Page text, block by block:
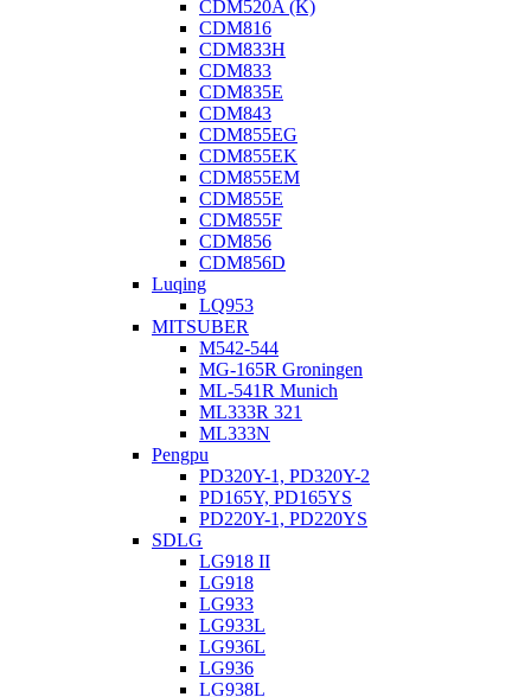
CDM520A (K)
CDM816
CDM833H
CDM833
CDM835E
CDM843
CDM855EG
CDM855EK
CDM855EM
CDM855E
CDM855F
CDM856
CDM856D
Luqing
LQ953
MITSUBER
M542-544
MG-165R Groningen
ML-541R Munich
ML333R 321
ML333N
Pengpu
PD320Y-1, PD320Y-2
PD165Y, PD165YS
PD220Y-1, PD220YS
SDLG
LG918 II
LG918
LG933
LG933L
LG936L
LG936
LG938L